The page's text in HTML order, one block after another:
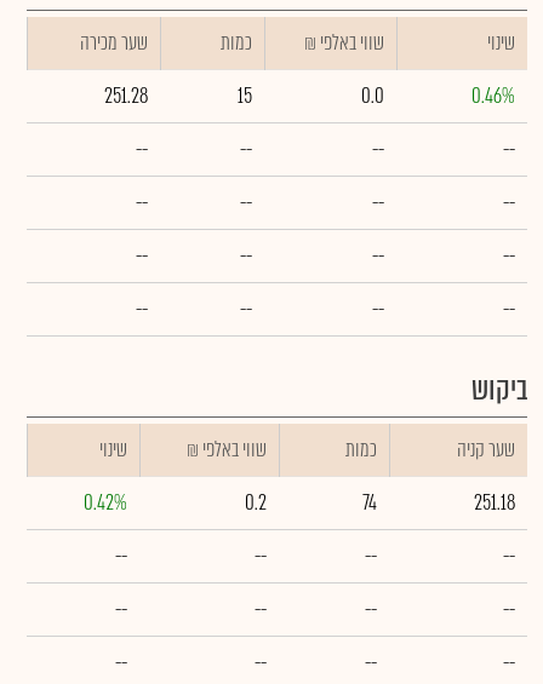
שינוי ₪ שווי באלפי כמות
שער מכירה
0.46%
0.0
15
251.28
--
--
--
--
--
--
--
--
--
--
--
--
--
--
--
--
ביקוש
שער קניה כמות ₪ שווי באלפי
שינוי
251.18
74
0.2
0.42%
--
--
--
--
--
--
--
--
--
--
--
--